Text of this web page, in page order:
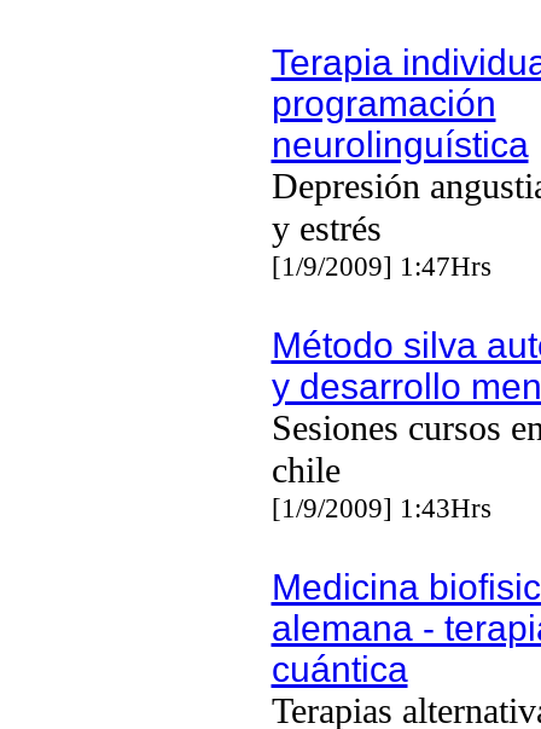
Terapia
programación
neurolinguística
Depresión
y estrés
[1/9/2009] 1:47Hrs
Método silva
y desarrollo
Sesiones cursos
chile
[1/9/2009] 1:43Hrs
Medicina
alemana -
cuántica
Terapias